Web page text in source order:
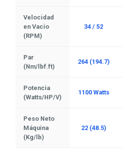
Velocidad
en Vacío
(RPM)
34 / 52
Par
(Nm/lbf.ft)
264 (194.7)
Potencia
(Watts/HP/V)
1100 Watts
Peso Neto
Máquina
(Kg/lb)
22 (48.5)